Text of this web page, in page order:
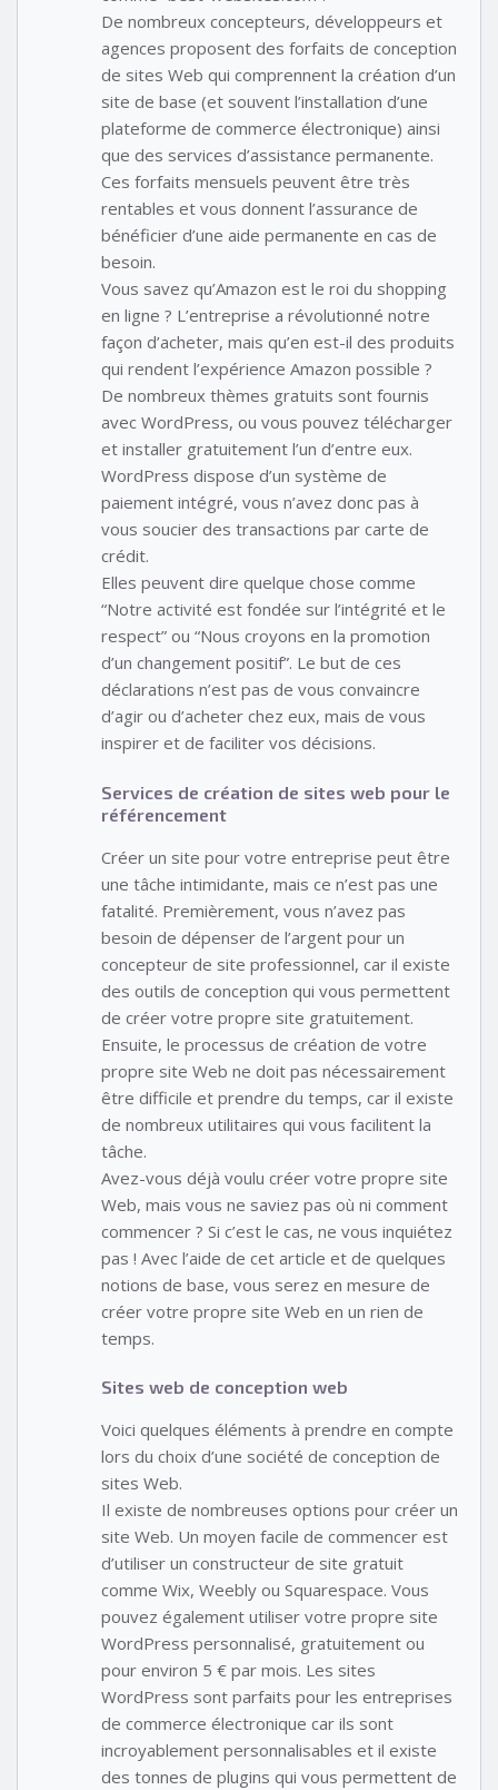
De nombreux concepteurs, développeurs et
agences proposent des forfaits de conception
de sites Web qui comprennent la création d’un
site de base (et souvent l’installation d’une
plateforme de commerce électronique) ainsi
que des services d’assistance permanente.
Ces forfaits mensuels peuvent être très
rentables et vous donnent l’assurance de
bénéficier d’une aide permanente en cas de
besoin.
Vous savez qu’Amazon est le roi du shopping
en ligne ? L’entreprise a révolutionné notre
façon d’acheter, mais qu’en est-il des produits
qui rendent l’expérience Amazon possible ?
De nombreux thèmes gratuits sont fournis
avec WordPress, ou vous pouvez télécharger
et installer gratuitement l’un d’entre eux.
WordPress dispose d’un système de
paiement intégré, vous n’avez donc pas à
vous soucier des transactions par carte de
crédit.
Elles peuvent dire quelque chose comme
“Notre activité est fondée sur l’intégrité et le
respect” ou “Nous croyons en la promotion
d’un changement positif”. Le but de ces
déclarations n’est pas de vous convaincre
d’agir ou d’acheter chez eux, mais de vous
inspirer et de faciliter vos décisions.
Services de création de sites web pour le
référencement
Créer un site pour votre entreprise peut être
une tâche intimidante, mais ce n’est pas une
fatalité. Premièrement, vous n’avez pas
besoin de dépenser de l’argent pour un
concepteur de site professionnel, car il existe
des outils de conception qui vous permettent
de créer votre propre site gratuitement.
Ensuite, le processus de création de votre
propre site Web ne doit pas nécessairement
être difficile et prendre du temps, car il existe
de nombreux utilitaires qui vous facilitent la
tâche.
Avez-vous déjà voulu créer votre propre site
Web, mais vous ne saviez pas où ni comment
commencer ? Si c’est le cas, ne vous inquiétez
pas ! Avec l’aide de cet article et de quelques
notions de base, vous serez en mesure de
créer votre propre site Web en un rien de
temps.
Sites web de conception web
Voici quelques éléments à prendre en compte
lors du choix d’une société de conception de
sites Web.
Il existe de nombreuses options pour créer un
site Web. Un moyen facile de commencer est
d’utiliser un constructeur de site gratuit
comme Wix, Weebly ou Squarespace. Vous
pouvez également utiliser votre propre site
WordPress personnalisé, gratuitement ou
pour environ 5 € par mois. Les sites
WordPress sont parfaits pour les entreprises
de commerce électronique car ils sont
incroyablement personnalisables et il existe
des tonnes de plugins qui vous permettent de